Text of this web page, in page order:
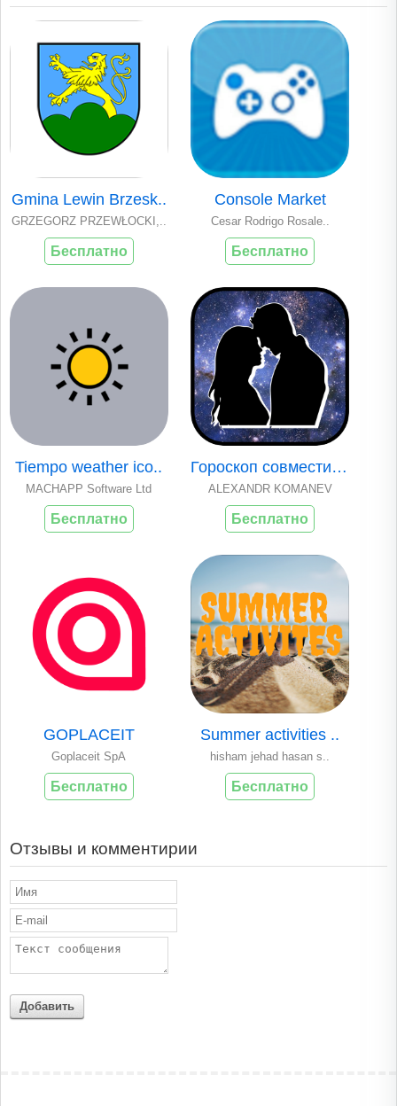
Gmina Lewin Brzesk..
GRZEGORZ PRZEWŁOCKI,..
Бесплатно
Console Market
Cesar Rodrigo Rosale..
Бесплатно
Tiempo weather ico..
MACHAPP Software Ltd
Бесплатно
Гороскоп совместим..
ALEXANDR KOMANEV
Бесплатно
GOPLACEIT
Goplaceit SpA
Бесплатно
Summer activities ..
hisham jehad hasan s..
Бесплатно
Отзывы и комментирии
Добавить